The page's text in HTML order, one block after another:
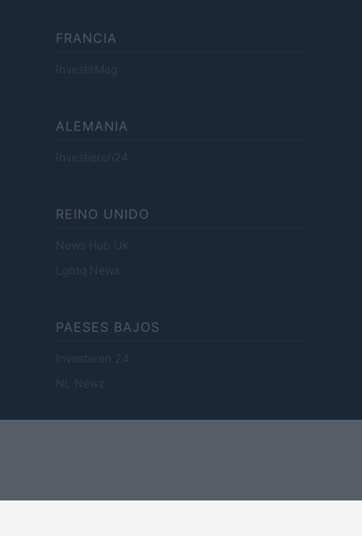
FRANCIA
InvestirMag
ALEMANIA
Investieren24
REINO UNIDO
News Hub UK
Lgbtq News
PAESES BAJOS
Investeren 24
NL Newz